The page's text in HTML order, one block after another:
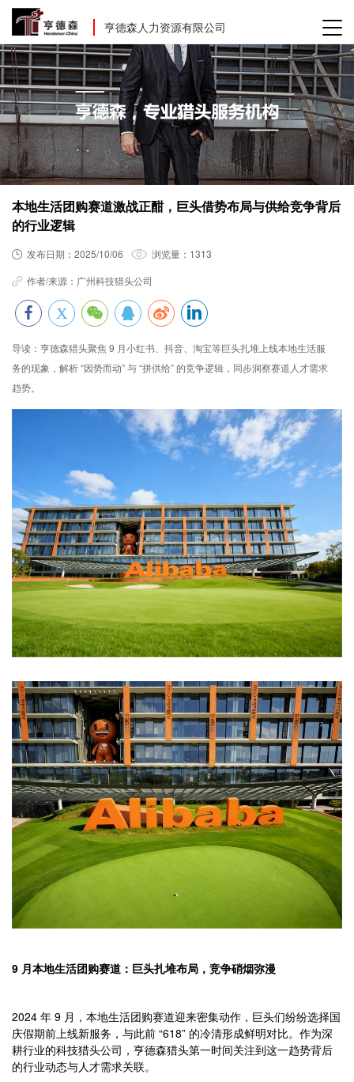
亨德森人力资源有限公司
本地生活团购赛道激战正酣，巨头借势布局与供给竞争背后
的行业逻辑
发布日期： 2025/10/06 浏览量： 1313
作者/来源： 广州科技猎头公司
导读： 亨德森猎头聚焦 9 月小红书、抖音、淘宝等巨头扎堆上线本地生活服
务的现象，解析 “因势而动” 与 “拼供给” 的竞争逻辑，同步洞察赛道人才需求
趋势。
9 月本地生活团购赛道：巨头扎堆布局，竞争硝烟弥漫
2024 年 9 月，本地生活团购赛道迎来密集动作，巨头们纷纷选择国
庆假期前上线新服务，与此前 “618” 的冷清形成鲜明对比。作为深
耕行业的科技猎头公司，亨德森猎头第一时间关注到这一趋势背后
的行业动态与人才需求关联。